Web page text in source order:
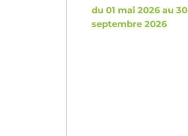
du 01 mai 2026 au 30
septembre 2026